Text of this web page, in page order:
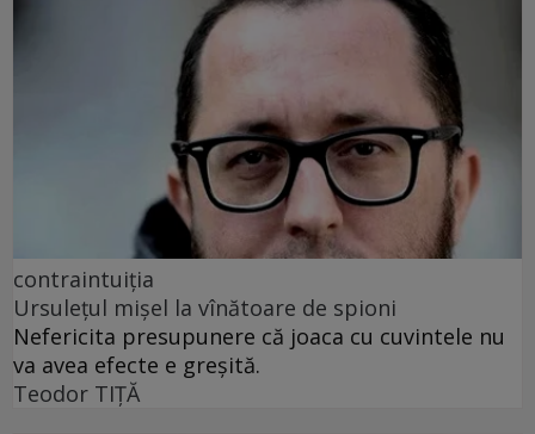
contraintuiția
Ursulețul mișel la vînătoare de spioni
Nefericita presupunere că joaca cu cuvintele nu
va avea efecte e greșită.
Teodor TIŢĂ